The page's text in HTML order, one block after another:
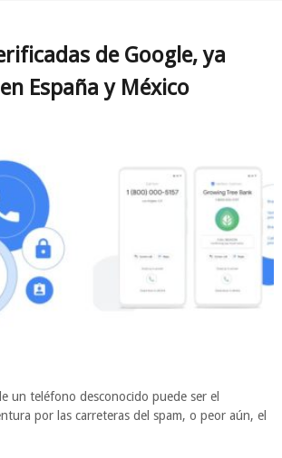
de Google, ya
España y México
un teléfono desconocido puede ser el
por las carreteras del spam, o peor aún, el